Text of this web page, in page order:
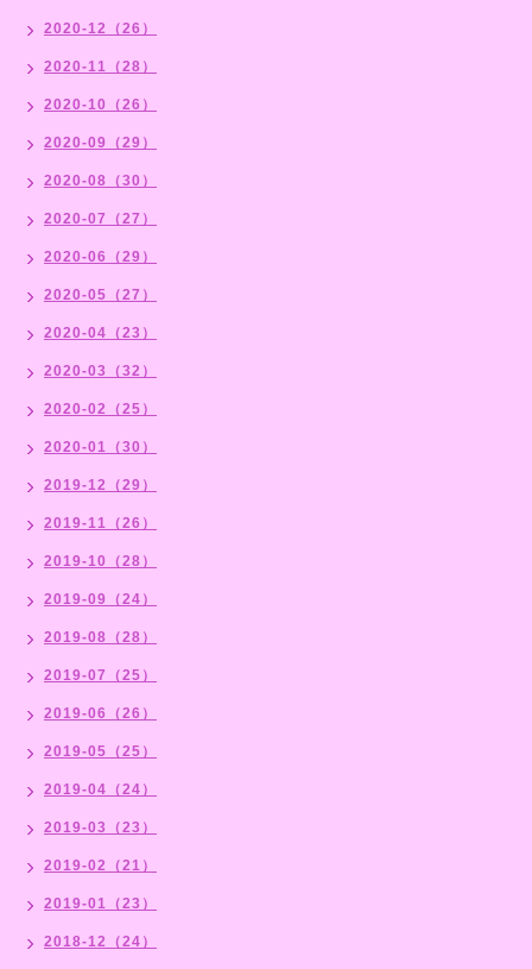
2020-12（26）
2020-11（28）
2020-10（26）
2020-09（29）
2020-08（30）
2020-07（27）
2020-06（29）
2020-05（27）
2020-04（23）
2020-03（32）
2020-02（25）
2020-01（30）
2019-12（29）
2019-11（26）
2019-10（28）
2019-09（24）
2019-08（28）
2019-07（25）
2019-06（26）
2019-05（25）
2019-04（24）
2019-03（23）
2019-02（21）
2019-01（23）
2018-12（24）